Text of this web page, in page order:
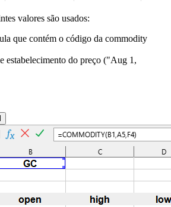
valores são usados:
que contém o código da commodity
estabelecimento do preço ("Aug 1,